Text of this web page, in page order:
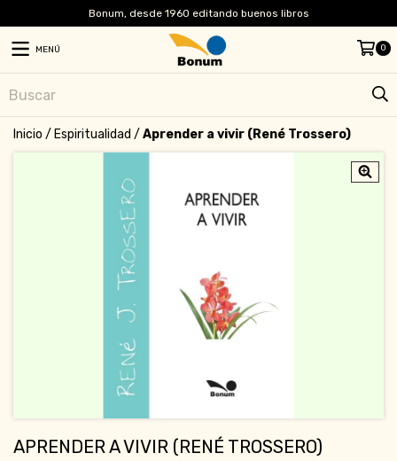
Bonum, desde 1960 editando buenos libros
MENÚ 0
Inicio / Espiritualidad / Aprender a vivir (René Trossero)
APRENDER A VIVIR (RENÉ TROSSERO)